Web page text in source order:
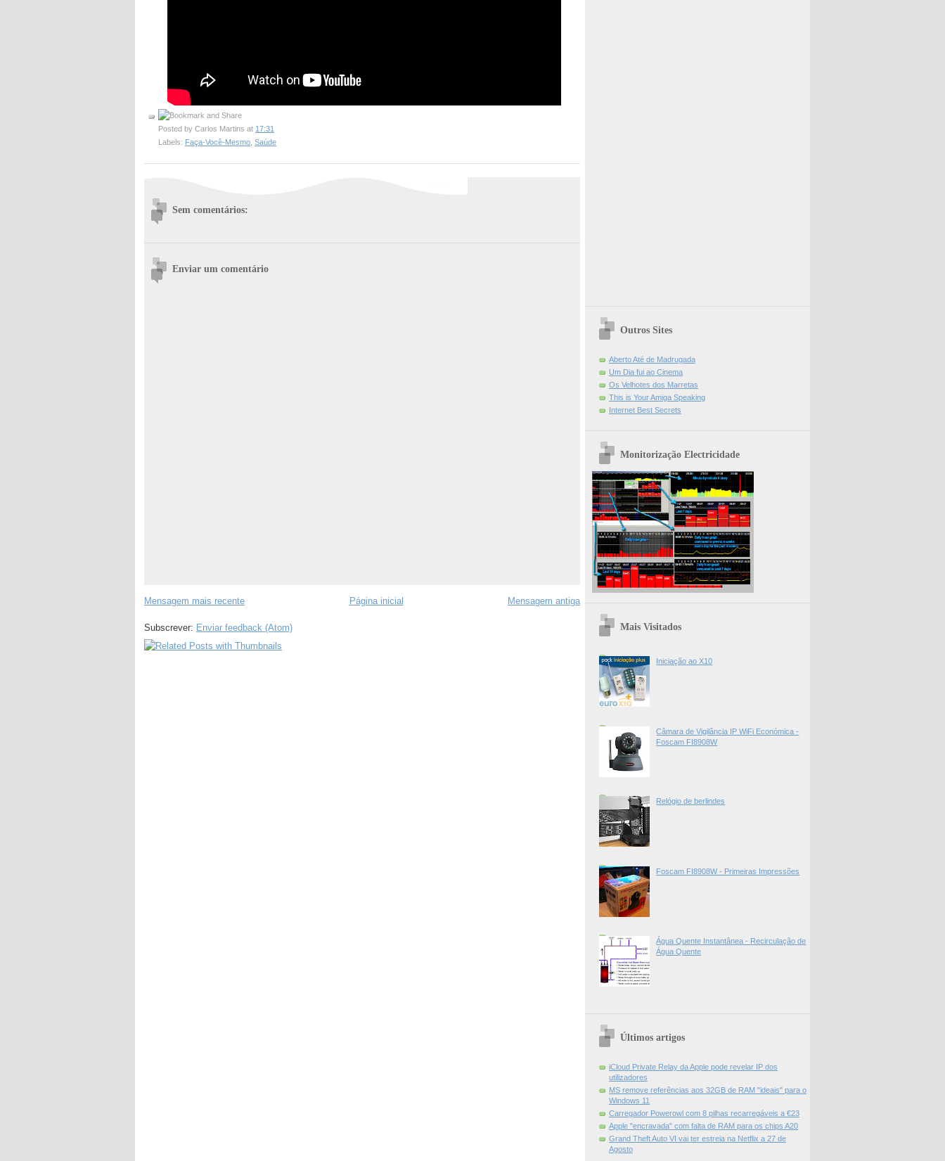
Posted by Carlos Martins at 17:31
Labels: Faça-Você-Mesmo, Saúde
Sem comentários:
Enviar um comentário
Mensagem mais recente Mensagem antiga
Página inicial
Subscrever: Enviar feedback (Atom)
Outros Sites
Aberto Até de Madrugada
Um Dia fui ao Cinema
Os Velhotes dos Marretas
This is Your Amiga Speaking
Internet Best Secrets
Monitorização Electricidade
Mais Visitados
Iniciação ao X10
Câmara de Vigilância IP WiFi Económica -
Foscam FI8908W
Relógio de berlindes
Foscam FI8908W - Primeiras Impressões
Água Quente Instantânea - Recirculação de
Água Quente
Últimos artigos
iCloud Private Relay da Apple pode revelar IP dos
utilizadores
MS remove referências aos 32GB de RAM "ideais" para o
Windows 11
Carregador Powerowl com 8 pilhas recarregáveis a €23
Apple "encravada" com falta de RAM para os chips A20
Grand Theft Auto VI vai ter estreia na Netflix a 27 de
Agosto